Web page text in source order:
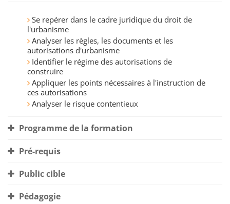
Se repérer dans le cadre juridique du droit de
l'urbanisme
Analyser les règles, les documents et les
autorisations d'urbanisme
Identifier le régime des autorisations de
construire
Appliquer les points nécessaires à l'instruction de
ces autorisations
Analyser le risque contentieux
Programme de la formation
Pré-requis
Public cible
Pédagogie